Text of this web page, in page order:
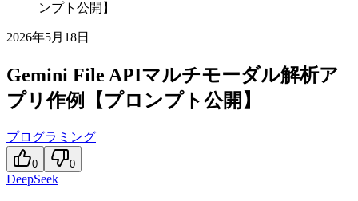
ンプト公開】
2026年5月18日
Gemini File APIマルチモーダル解析ア
プリ作例【プロンプト公開】
プログラミング
0 0
DeepSeek